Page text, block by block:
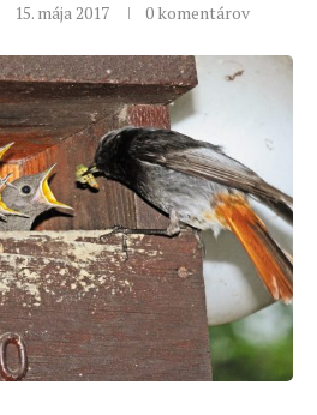
15. mája 2017 0 komentárov